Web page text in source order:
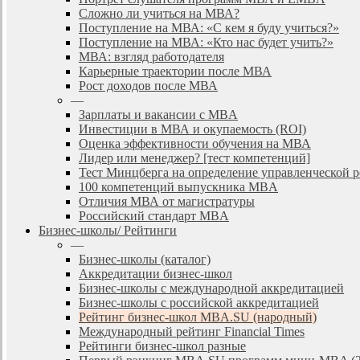
Сложно ли учиться на МВА?
Поступление на МВА: «С кем я буду учиться?»
Поступление на МВА: «Кто нас будет учить?»
МВА: взгляд работодателя
Карьерные траектории после МВА
Рост доходов после МВА
—
Зарплаты и вакансии с MBA
Инвестиции в МВА и окупаемость (ROI)
Оценка эффективности обучения на МВА
Лидер или менеджер? [тест компетенций]
Тест Минцберга на определение управленческой
100 компетенций выпускника MBA
Отличия МВА от магистратуры
Российский стандарт MBA
Бизнес-школы/ Рейтинги
—
Бизнес-школы (каталог)
Аккредитации бизнес-школ
Бизнес-школы с международной аккредитацией
Бизнес-школы с российской аккредитацией
Рейтинг бизнес-школ MBA.SU (народный)
Международный рейтинг Financial Times
Рейтинги бизнес-школ разные